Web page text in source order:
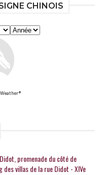
CHINOIS
promenade du côté de
des villas de la rue Didot - XIVe